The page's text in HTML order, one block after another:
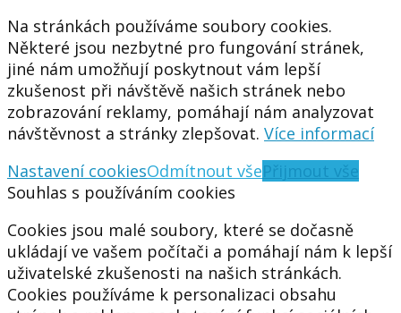
Na stránkách používáme soubory cookies.
Některé jsou nezbytné pro fungování stránek,
jiné nám umožňují poskytnout vám lepší
zkušenost při návštěvě našich stránek nebo
zobrazování reklamy, pomáhají nám analyzovat
návštěvnost a stránky zlepšovat. Více informací
Nastavení cookiesOdmítnout všePřijmout vše
Souhlas s používáním cookies
Cookies jsou malé soubory, které se dočasně
ukládají ve vašem počítači a pomáhají nám k lepší
uživatelské zkušenosti na našich stránkách.
Cookies používáme k personalizaci obsahu